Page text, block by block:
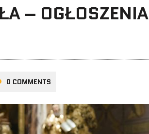
– OGŁOSZENIA
0 COMMENTS